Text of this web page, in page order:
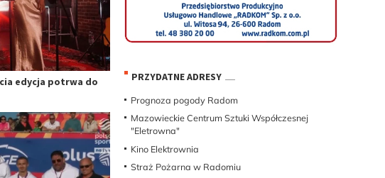
edycja potrwa do
PRZYDATNE ADRESY
Prognoza pogody Radom
Mazowieckie Centrum Sztuki Współczesnej
"Eletrowna"
Kino Elektrownia
Straż Pożarna w Radomiu